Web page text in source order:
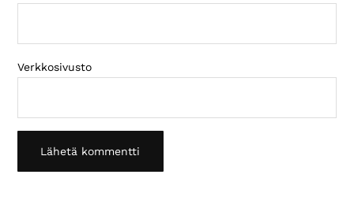
Verkkosivusto